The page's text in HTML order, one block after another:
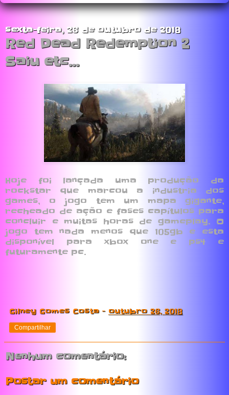
sexta-feira, 26 de outubro de 2018
Red Dead Redemption 2
Saiu etc...
Hoje foi lançada uma produção da
rockstar que marcou a industria dos
games, o jogo tem um mapa gigante,
recheado de ação e fases capítulos para
concluir e muitas horas de gameplay. O
jogo tem nada menos que 105gb e esta
disponível para xbox one e ps4 e
futuramente pc.
Gilney Gomes Costa - outubro 26, 2018
Compartilhar
Nenhum comentário:
Postar um comentário